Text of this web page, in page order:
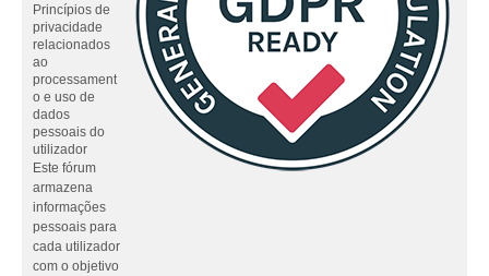
Princípios de
privacidade
relacionados
ao
processament
o e uso de
dados
pessoais do
utilizador
Este fórum
armazena
informações
pessoais para
cada utilizador
com o objetivo